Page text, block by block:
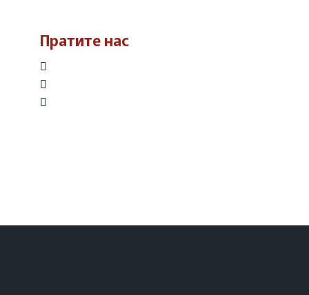
Пратите нас